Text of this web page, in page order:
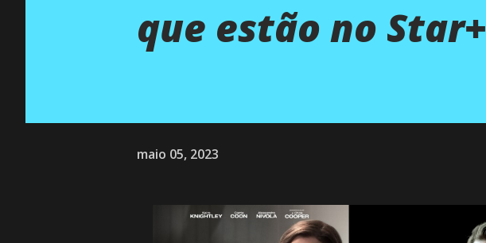
que estão no Star+
maio 05, 2023